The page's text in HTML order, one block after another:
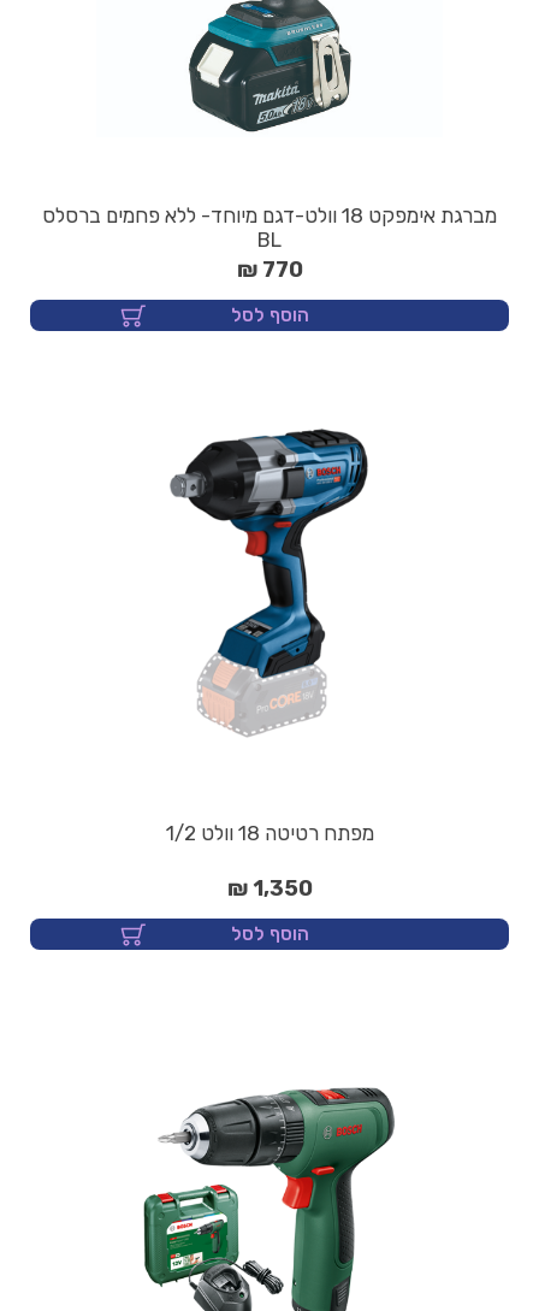
מברגת אימפקט 18 וולט-דגם מיוחד- ללא פחמים ברסלס
BL
770 ₪
הוסף לסל
מפתח רטיטה 18 וולט 1/2
1,350 ₪
הוסף לסל